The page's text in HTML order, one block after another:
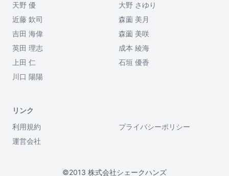
天野 優
大野 さゆり
近藤 欽司
森薗 美月
吉田 海偉
森薗 美咲
英田 理志
成本 綾海
上田 仁
石垣 優香
川口 陽陽
リンク
利用規約
プライバシーポリシー
運営会社
©2013 株式会社シェークハンズ